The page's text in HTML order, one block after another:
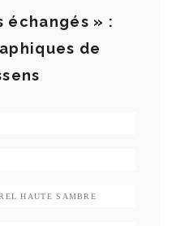
échangés » :
de
HAUTE SAMBRE